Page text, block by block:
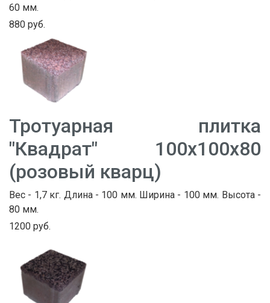
60 мм.
880 руб.
Тротуарная плитка
"Квадрат" 100х100х80
(розовый кварц)
Вес - 1,7 кг. Длина - 100 мм. Ширина - 100 мм. Высота -
80 мм.
1200 руб.